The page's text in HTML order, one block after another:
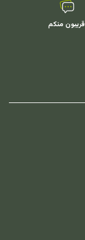
قريبون منكم